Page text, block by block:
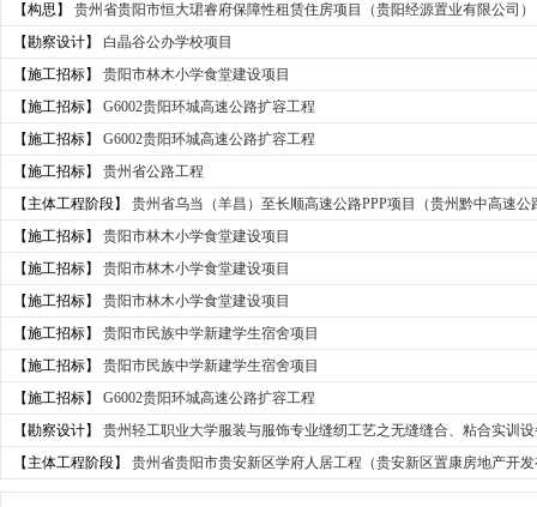
【构思】
贵州省贵阳市恒大珺睿府保障性租赁住房项目（贵阳经源置业有限公司）
【勘察设计】
白晶谷公办学校项目
【施工招标】
贵阳市林木小学食堂建设项目
【施工招标】
G6002贵阳环城高速公路扩容工程
【施工招标】
G6002贵阳环城高速公路扩容工程
【施工招标】
贵州省公路工程
【主体工程阶段】
贵州省乌当（羊昌）至长顺高速公路PPP项目（贵州黔中高速公
【施工招标】
贵阳市林木小学食堂建设项目
【施工招标】
贵阳市林木小学食堂建设项目
【施工招标】
贵阳市林木小学食堂建设项目
【施工招标】
贵阳市民族中学新建学生宿舍项目
【施工招标】
贵阳市民族中学新建学生宿舍项目
【施工招标】
G6002贵阳环城高速公路扩容工程
【勘察设计】
贵州轻工职业大学服装与服饰专业缝纫工艺之无缝缝合、粘合实训设
【主体工程阶段】
贵州省贵阳市贵安新区学府人居工程（贵安新区置康房地产开